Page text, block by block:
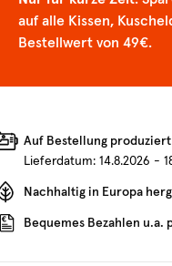
auf alle Kissen,
Bestellwert von 49€.
Auf Bestellung produziert
Lieferdatum: 14.8.2026 -
Nachhaltig in Europa
Bequemes Bezahlen u.a.